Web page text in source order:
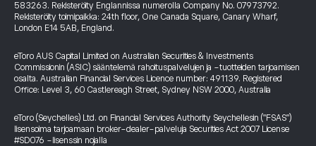
583263. Rekisteröity Englannissa numerolla Company No. 07973792.
Rekisteröity toimipaikka: 24th floor, One Canada Square, Canary Wharf,
London E14 5AB, England.
eToro AUS Capital Limited on Australian Securities & Investments
Commissionin (ASIC) sääntelemä rahoituspalvelujen ja -tuotteiden tarjoamisen
osalta. Australian Financial Services Licence number: 491139. Registered
Office: Level 3, 60 Castlereagh Street, Sydney NSW 2000, Australia
eToro (Seychelles) Ltd. on Financial Services Authority Seychellesin ("FSAS")
lisensoima tarjoamaan broker-dealer-palveluja Securities Act 2007 License
#SD076 -lisenssin nojalla